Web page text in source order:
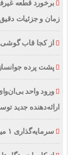
زمان و جزئیات
از کجا قاب گوشی
پشت پرده
ارائه‌دهنده جدید
سرمایه‌گذاری ۱ میلیارد دلاری انویدیا در پروژه هوش مصنوعی ناور